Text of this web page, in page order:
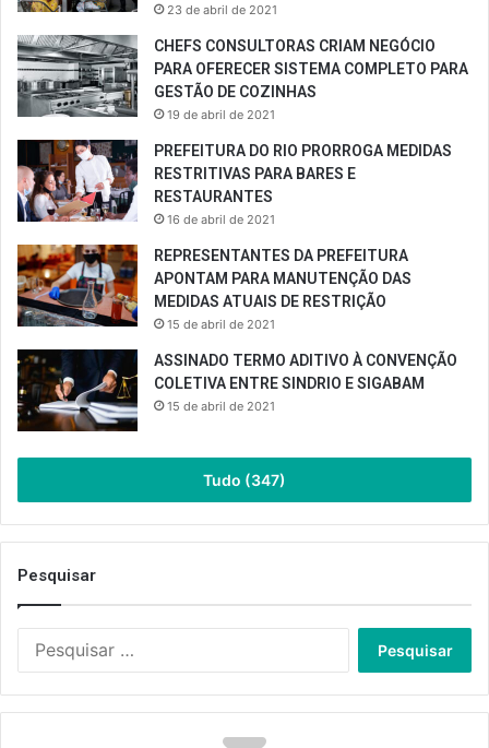
23 de abril de 2021
CHEFS CONSULTORAS CRIAM NEGÓCIO
PARA OFERECER SISTEMA COMPLETO PARA
GESTÃO DE COZINHAS
19 de abril de 2021
PREFEITURA DO RIO PRORROGA MEDIDAS
RESTRITIVAS PARA BARES E
RESTAURANTES
16 de abril de 2021
REPRESENTANTES DA PREFEITURA
APONTAM PARA MANUTENÇÃO DAS
MEDIDAS ATUAIS DE RESTRIÇÃO
15 de abril de 2021
ASSINADO TERMO ADITIVO À CONVENÇÃO
COLETIVA ENTRE SINDRIO E SIGABAM
15 de abril de 2021
Tudo (347)
Pesquisar